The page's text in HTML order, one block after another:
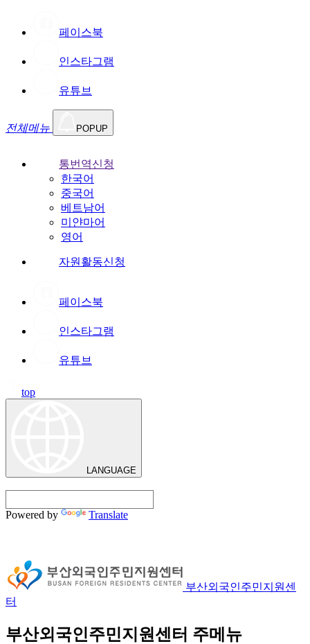
페이스북
인스타그램
유튜브
전체메뉴 POPUP
통번역신청
한국어
중국어
베트남어
미얀마어
영어
자원활동신청
페이스북
인스타그램
유튜브
top
LANGUAGE
Powered by Translate
부산외국인주민지원센
터
부산외국인주민지원센터 주메뉴